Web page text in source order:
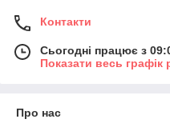
Контакти
Сьогодні працює з
Показати весь графік
Про нас